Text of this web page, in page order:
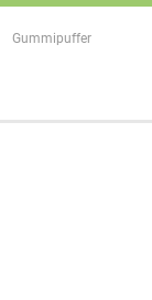
Gummipuffer